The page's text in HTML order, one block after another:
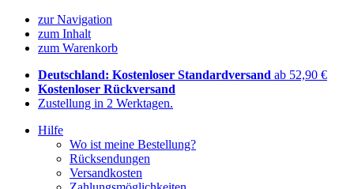
zur Navigation
zum Inhalt
zum Warenkorb
Deutschland: Kostenloser Standardversand ab 52,90 €
Kostenloser Rückversand
Zustellung in 2 Werktagen.
Hilfe
Wo ist meine Bestellung?
Rücksendungen
Versandkosten